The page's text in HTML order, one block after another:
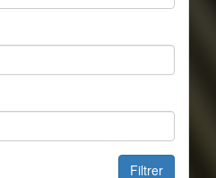
Filtrer